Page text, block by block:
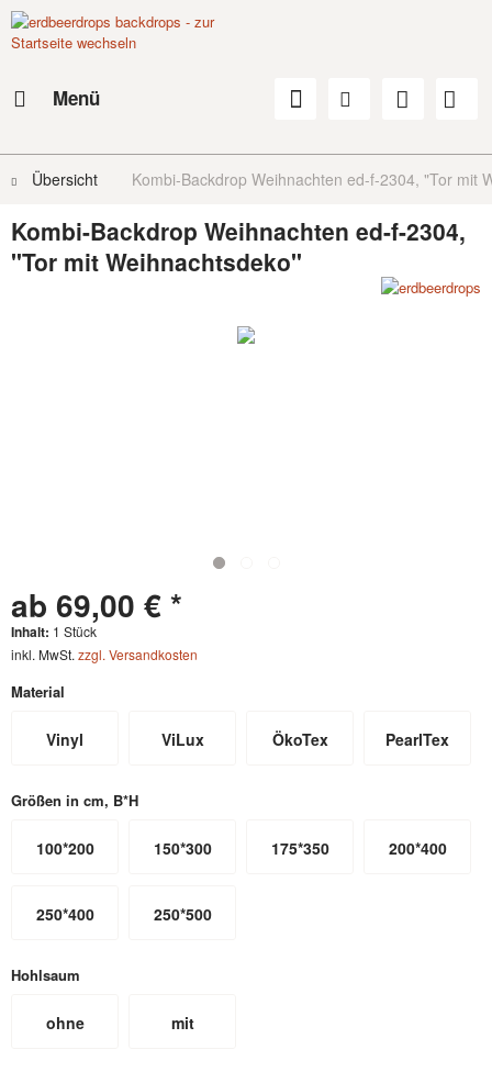
Menü
Übersicht Kombi-Backdrop Weihnachten ed-f-2304, "Tor mit
Kombi-Backdrop Weihnachten ed-f-2304,
"Tor mit Weihnachtsdeko"
ab 69,00 € *
Inhalt: 1 Stück
inkl. MwSt. zzgl. Versandkosten
Material
Vinyl ViLux ÖkoTex PearlTex
Größen in cm, B*H
100*200 150*300 175*350 200*400
250*400 250*500
Hohlsaum
ohne
mit